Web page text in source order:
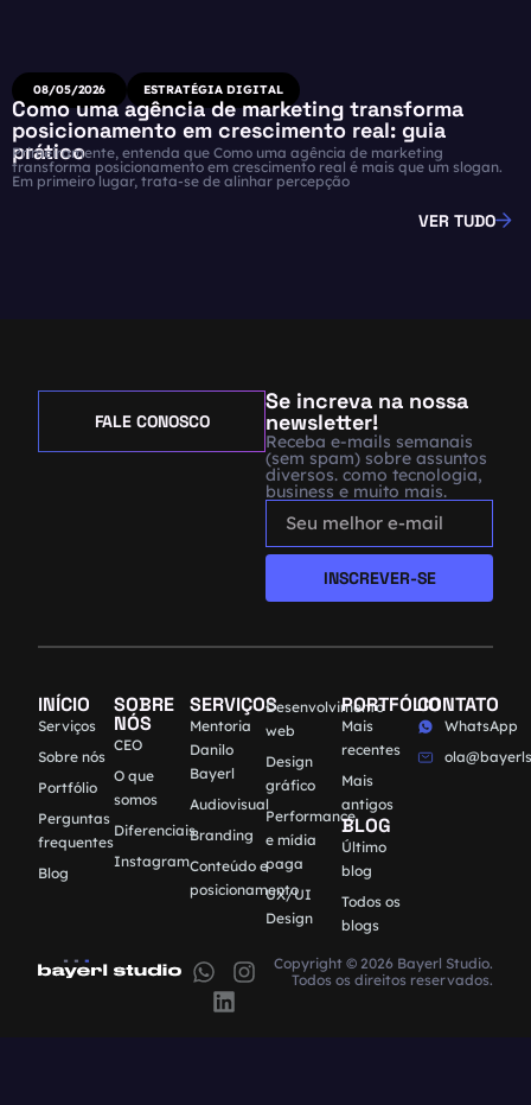
08/05/2026 ESTRATÉGIA DIGITAL
Como uma agência de marketing transforma
posicionamento em crescimento real: guia
prático
Primeiramente, entenda que Como uma agência de marketing
transforma posicionamento em crescimento real é mais que um slogan.
Em primeiro lugar, trata-se de alinhar percepção
VER TUDO
Se increva na nossa
newsletter!
Receba e-mails semanais
(sem spam) sobre assuntos
diversos. como tecnologia,
business e muito mais.
INSCREVER-SE
FALE CONOSCO
INÍCIO
Serviços
Sobre nós
Portfólio
Perguntas
frequentes
Blog
SOBRE
NÓS
CEO
O que
somos
Diferenciais
Instagram
SERVIÇOS
Mentoria
Danilo
Bayerl
Audiovisual
Branding
Conteúdo e
posicionamento
Desenvolvimento
web
Design
gráfico
Performance
e mídia
paga
UX/UI
Design
PORTFÓLIO
Mais
recentes
Mais
antigos
BLOG
Último
blog
Todos os
blogs
CONTATO
WhatsApp
Copyright © 2026 Bayerl Studio.
Todos os direitos reservados.